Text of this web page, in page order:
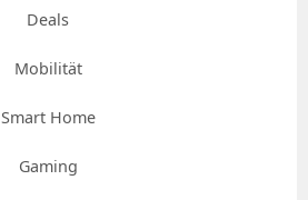
Deals
Mobilität
Smart Home
Gaming